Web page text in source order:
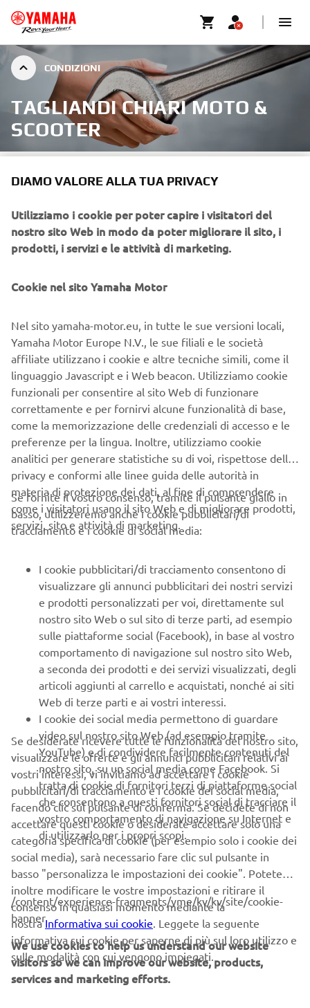
CONDIZIONI
TAGLIANDI CHIARI MOTO &
SCOOTER
CONDIZIONI GENERALI DEL
SERVIZIO
intendono IVA inclusa.
I prezzi si riferiscono solo alle operazioni previste dal
programma di manutenzione indicato nel Manuale di Uso
e Manutenzione di ogni veicolo con impiego di ricambi
Originali Yamaha. Non sono conteggiate negli importi
indicati in tabella:
Parti da sostituire quando "consumate fino al
limite" (es: pastiglie freni, pneumatici, dischi o
massette frizione, rulli variatore, tasselli di traino,
ecc…)
Parti da sostituire "ogni tot anni" (es: tubi freno,
liquido dei freni, liquido refrigerante, ecc…)
In caso di utilizzo in condizioni particolarmente gravose
(es. zone umide o polverose), come specificato sul
necessario sostituire più frequentemente i filtri aria (e/o i
filtri aria del carter cinghia ove presenti) rispetto a
quanto previsto nel programma di manutenzione, e ciò
potrebbe comportare costi aggiuntivi.
I costi indicati prevedono l'utilizzo del lubrificante
raccomandato YAMALUBE 4-S (semi-sintetico), ad
eccezione dei modelli YZF-R6 ed YZF-R1 per i quali è
stato considerato l'impiego di YAMALUBE RS4GP (alte
prestazioni) e del modello MT-10 per il quale è stato
considerato l'impiego di YAMALUBE 4-FS (totalmente
sintetico). L'impiego di lubrificanti differenti potrebbe
comportare costi differenti.
I controlli vanno eseguiti annualmente, a meno che in
precedenza non si sia raggiunta la scadenza di un
intervallo chilometrico
PRENOTA MANUTENZIONE
TROVA CONCESSIONARIO
DIAMO VALORE ALLA TUA PRIVACY
Utilizziamo i cookie per poter capire i visitatori del
nostro sito Web in modo da poter migliorare il sito, i
prodotti, i servizi e le attività di marketing.
Cookie nel sito Yamaha Motor
Nel sito yamaha-motor.eu, in tutte le sue versioni locali,
Yamaha Motor Europe N.V., le sue filiali e le società
affiliate utilizzano i cookie e altre tecniche simili, come il
linguaggio Javascript e i Web beacon. Utilizziamo cookie
funzionali per consentire al sito Web di funzionare
correttamente e per fornirvi alcune funzionalità di base,
come la memorizzazione delle credenziali di accesso e le
preferenze per la lingua. Inoltre, utilizziamo cookie
analitici per generare statistiche su di voi, rispettose della
privacy e conformi alle linee guida delle autorità in
materia di protezione dei dati, al fine di comprendere
come i visitatori usano il sito Web e di migliorare prodotti,
servizi, sito e attività di marketing.
Se fornite il vostro consenso, tramite il pulsante giallo in
basso, utilizzeremo anche i cookie pubblicitari/di
tracciamento e i cookie di social media:
I cookie pubblicitari/di tracciamento consentono di
visualizzare gli annunci pubblicitari dei nostri servizi
e prodotti personalizzati per voi, direttamente sul
nostro sito Web o sul sito di terze parti, ad esempio
sulle piattaforme social (Facebook), in base al vostro
comportamento di navigazione sul nostro sito Web,
a seconda dei prodotti e dei servizi visualizzati, degli
articoli aggiunti al carrello e acquistati, nonché ai siti
Web di terze parti e ai vostri interessi.
I cookie dei social media permettono di guardare
video sul nostro sito Web (ad esempio tramite
YouTube) e di condividere facilmente contenuti del
nostro sito, su un social media come Facebook. Si
tratta di cookie di fornitori terzi di piattaforme social
che consentono a questi fornitori social di tracciare il
vostro comportamento di navigazione su Internet e
di utilizzarlo per i propri scopi.
Se desiderate ricevere tutte le funzionalità del nostro sito,
visualizzare le offerte e gli annunci pubblicitari relativi ai
vostri interessi, vi invitiamo ad accettare i cookie
pubblicitari/di tracciamento e i cookie dei social media,
facendo clic sul pulsante di conferma. Se decidete di non
accettare questi cookie o desiderate accettare solo una
categoria specifica di cookie (per esempio solo i cookie dei
social media), sarà necessario fare clic sul pulsante in
basso "personalizza le impostazioni dei cookie". Potete
inoltre modificare le vostre impostazioni e ritirare il
consenso in qualsiasi momento mediante la
nostraInformativa sui cookie . Leggete la seguente
informativa sui cookie per saperne di più sul loro utilizzo e
sulle modalità con cui vengono impiegati.
/content/experience-fragments/yme/kv/kv/site/cookie-
banner
We use cookies to help us understand our website
visitors so we can improve our website, products,
services and marketing efforts.